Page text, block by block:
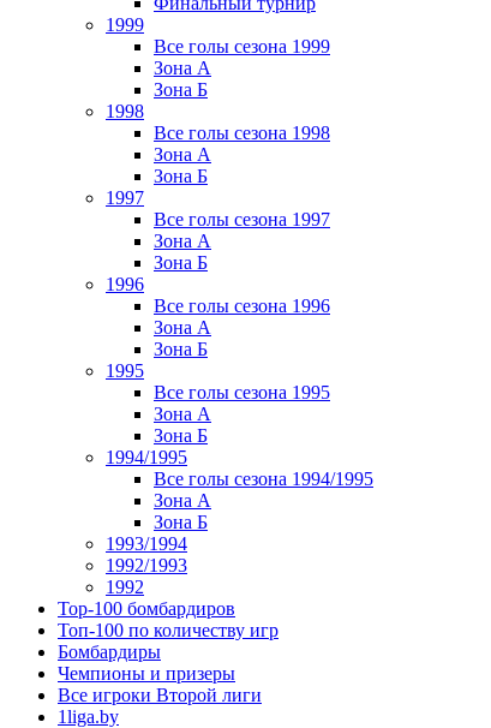
1999
Все голы сезона 1999
Зона А
Зона Б
1998
Все голы сезона 1998
Зона А
Зона Б
1997
Все голы сезона 1997
Зона А
Зона Б
1996
Все голы сезона 1996
Зона А
Зона Б
1995
Все голы сезона 1995
Зона А
Зона Б
1994/1995
Все голы сезона 1994/1995
Зона А
Зона Б
1993/1994
1992/1993
1992
Top-100 бомбардиров
Топ-100 по количеству игр
Бомбардиры
Чемпионы и призеры
Все игроки Второй лиги
1liga.by